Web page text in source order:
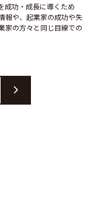
成功・成長に導くため
報や、起業家の成功や失
家の方々と同じ目線での